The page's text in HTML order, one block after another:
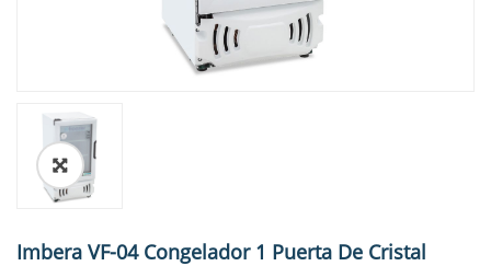
🔍
Imbera VF-04 Congelador 1 Puerta De Cristal